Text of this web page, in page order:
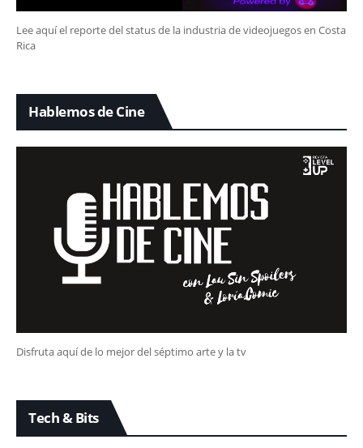
Lee aquí el reporte del status de la industria de videojuegos en Costa
Rica
Hablemos de Cine
Disfruta aquí de lo mejor del séptimo arte y la tv
Tech & Bits